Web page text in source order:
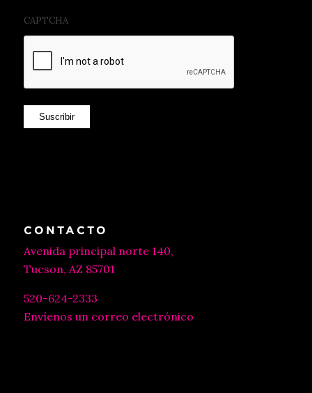
CAPTCHA
Suscribir
CONTACTO
Avenida principal norte 140,
Tucson, AZ 85701
520-624-2333
Envíenos un correo electrónico